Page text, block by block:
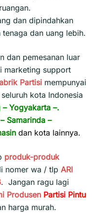
dan dipindahkan
dan uang lebih.
dan pemesanan luar
marketing support
Partisi mempunyai
kota Indonesia
– Yogyakarta –.
Samarinda –
dan kota lainnya.
produk-produk
nomer wa / tlp ARI
. Jangan ragu lagi
Produsen Partisi Pintu
harga murah.